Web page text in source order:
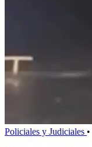
Policiales y Judiciales •